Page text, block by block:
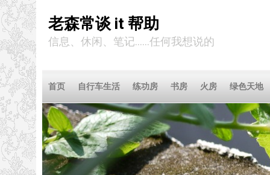
老森常谈 it 帮助
信息、休闲、笔记……任何我想说的
首页 自行车生活 练功房 书房 火房 绿色天地